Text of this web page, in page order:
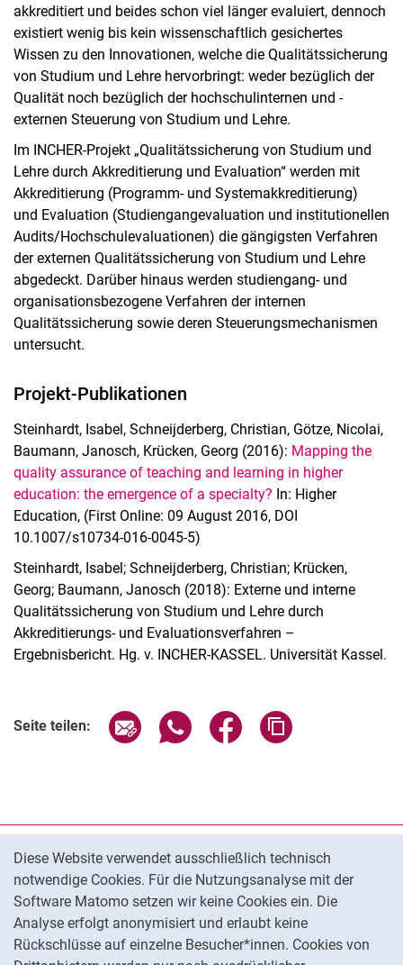
Diese Website verwendet ausschließlich technisch
notwendige Cookies. Für die Nutzungsanalyse mit der
Software Matomo setzen wir keine Cookies ein. Die
Analyse erfolgt anonymisiert und erlaubt keine
Rückschlüsse auf einzelne Besucher*innen. Cookies von
akkreditiert und beides schon viel länger evaluiert, dennoch
existiert wenig bis kein wissenschaftlich gesichertes
Wissen zu den Innovationen, welche die Qualitätssicherung
von Studium und Lehre hervorbringt: weder bezüglich der
Qualität noch bezüglich der hochschulinternen und -
externen Steuerung von Studium und Lehre.
Im INCHER-Projekt „Qualitätssicherung von Studium und
Lehre durch Akkreditierung und Evaluation“ werden mit
Akkreditierung (Programm- und Systemakkreditierung)
und Evaluation (Studiengangevaluation und institutionellen
Audits/Hochschulevaluationen) die gängigsten Verfahren
der externen Qualitätssicherung von Studium und Lehre
abgedeckt. Darüber hinaus werden studiengang- und
organisationsbezogene Verfahren der internen
Qualitätssicherung sowie deren Steuerungsmechanismen
untersucht.
Projekt-Publikationen
Steinhardt, Isabel, Schneijderberg, Christian, Götze, Nicolai,
Baumann, Janosch, Krücken, Georg (2016): Mapping the
quality assurance of teaching and learning in higher
education: the emergence of a specialty? In: Higher
Education, (First Online: 09 August 2016, DOI
10.1007/s10734-016-0045-5)
Steinhardt, Isabel; Schneijderberg, Christian; Krücken,
Georg; Baumann, Janosch (2018): Externe und interne
Qualitätssicherung von Studium und Lehre durch
Akkreditierungs- und Evaluationsverfahren –
Ergebnisbericht. Hg. v. INCHER-KASSEL. Universität Kassel.
Seite teilen: Seite über E-Mail teilen
Seite über WhatsApp teilen
Seite über Facebook
Datenschutz
Barrierefreiheit
Transparenter KI-Einsatz
Impressum
Cookie-Einstellungen